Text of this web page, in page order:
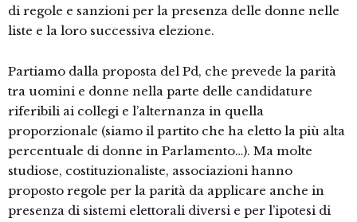
di regole e sanzioni per la presenza delle donne nelle
liste e la loro successiva elezione.
Partiamo dalla proposta del Pd, che prevede la parità
tra uomini e donne nella parte delle candidature
riferibili ai collegi e l’alternanza in quella
proporzionale (siamo il partito che ha eletto la più alta
percentuale di donne in Parlamento…). Ma molte
studiose, costituzionaliste, associazioni hanno
proposto regole per la parità da applicare anche in
presenza di sistemi elettorali diversi e per l’ipotesi di